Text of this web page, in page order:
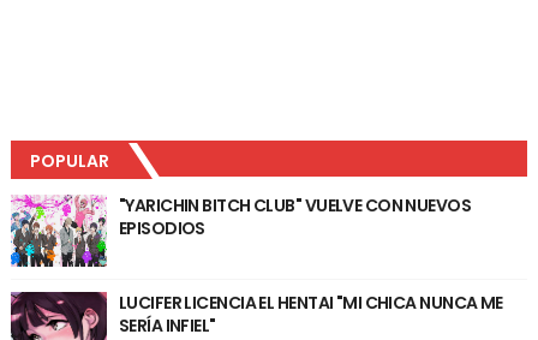
POPULAR
"YARICHIN BITCH CLUB" VUELVE CON NUEVOS
EPISODIOS
LUCIFER LICENCIA EL HENTAI "MI CHICA NUNCA ME
SERÍA INFIEL"